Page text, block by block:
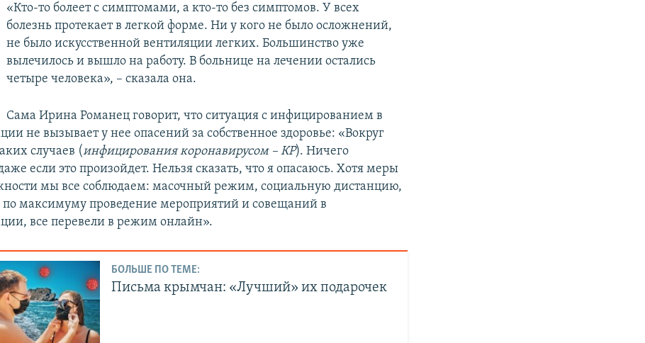
«Кто-то болеет с симптомами, а кто-то без симптомов. У всех
болезнь протекает в легкой форме. Ни у кого не было осложнений,
не было искусственной вентиляции легких. Большинство уже
вылечилось и вышло на работу. В больнице на лечении остались
четыре человека», – сказала она.
Сама Ирина Романец говорит, что ситуация с инфицированием в
не вызывает у нее опасений за собственное здоровье: «Вокруг
случаев (инфицирования коронавирусом – КР). Ничего
если это произойдет. Нельзя сказать, что я опасаюсь. Хотя меры
мы все соблюдаем: масочный режим, социальную дистанцию,
максимуму проведение мероприятий и совещаний в
все перевели в режим онлайн».
БОЛЬШЕ ПО ТЕМЕ:
Письма крымчан: «Лучший» их подарочек